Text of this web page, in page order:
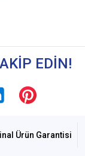
derecede Flash
imkanı
antistatik
EDİN!
Ürün Garantisi